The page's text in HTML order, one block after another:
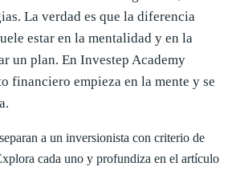
La verdad es que la diferencia
estar en la mentalidad y en la
un plan. En Investep Academy
financiero empieza en la mente y se
a un inversionista con criterio de
cada uno y profundiza en el artículo